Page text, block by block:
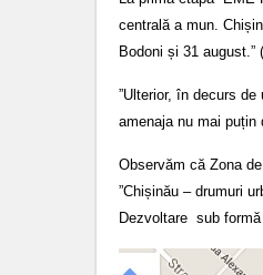
centrală a mun.
Bodoni și 31
”Ulterior, în decurs
amenaja nu mai puțin
Observăm că Zona
”Chișinău – drumuri
Dezvoltare sub formă